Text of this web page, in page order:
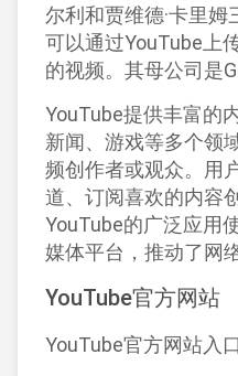
尔利和贾维德·卡里
可以通过YouTube上
的视频。其母公司是
YouTube提供丰富的
新闻、游戏等多个领
频创作者或观众。用
道、订阅喜欢的内容
YouTube的广泛应用
媒体平台，推动了网
YouTube官方网站
YouTube官方网站入